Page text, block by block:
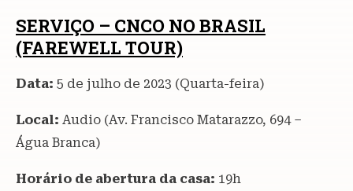
SERVIÇO – CNCO NO BRASIL
(FAREWELL TOUR)
Data: 5 de julho de 2023 (Quarta-feira)
Local: Audio (Av. Francisco Matarazzo, 694 –
Água Branca)
Horário de abertura da casa: 19h